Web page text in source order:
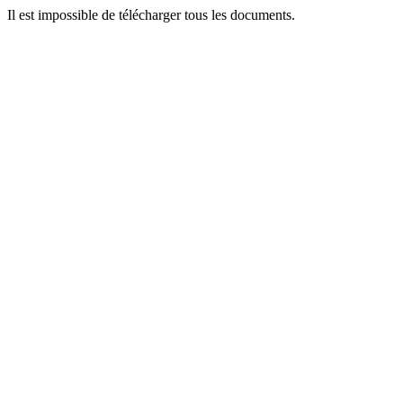
Il est impossible de télécharger tous les documents.